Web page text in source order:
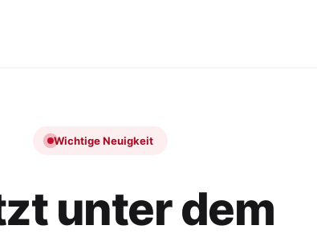
Wichtige Neuigkeit
unter dem